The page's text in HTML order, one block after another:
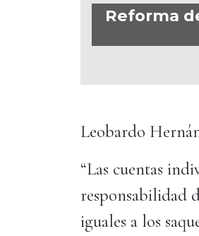
Reforma
Leobardo
“Las cuentas
responsabilidad
iguales a los